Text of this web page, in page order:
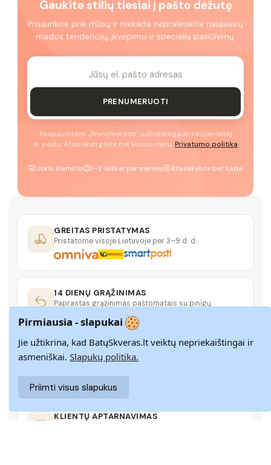
Gaukite stilių tiesiai į pašto dėžutę
Prisijunkite prie mūsų ir niekada nepraleiskite naujausių
mados tendencijų, įkvėpimo ir specialių pasiūlymų.
PRENUMERUOTI
Paspausdami „Prenumeruoti" sutinkate gauti naujienlaiškį
el. paštu. Atsisakyti galite bet kuriuo metu. Privatumo politika
Jokio šlamšto 1–2 laiškai per mėnesį Atsisakykite bet kada
GREITAS PRISTATYMAS
Pristatome visoje Lietuvoje per 3–9 d. d.
14 DIENŲ GRĄŽINIMAS
Paprastas grąžinimas paštomatais su pinigų
SAUGUS MOKĖJIMAS
SSL šifravimas užtikrina aukščiausią jūsų duomenų
saugumo lygį
KLIENTŲ APTARNAVIMAS
Pirmiausia - slapukai
Jie užtikrina, kad BatųSkveras.lt veiktų nepriekaištingai ir
asmeniškai. Slapukų politika.
Priimti visus slapukus